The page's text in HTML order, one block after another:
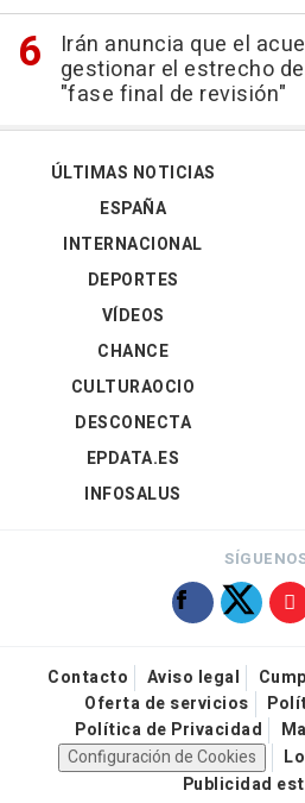
Irán anuncia que el
gestionar el estrecho
"fase final de revisión"
ÚLTIMAS NOTICIAS
ESPAÑA
INTERNACIONAL
DEPORTES
VÍDEOS
CHANCE
CULTURAOCIO
DESCONECTA
EPDATA.ES
INFOSALUS
Contacto Aviso legal
Oferta de servicios
Política de Privacidad
Configuración de Cookies
Publicidad